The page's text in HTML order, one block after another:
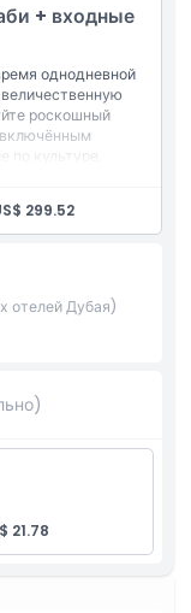
английски
+ входные
однодневной
роскошный
культуре,
дворец)
Палас
299.52
отелей Дубая)
21.78